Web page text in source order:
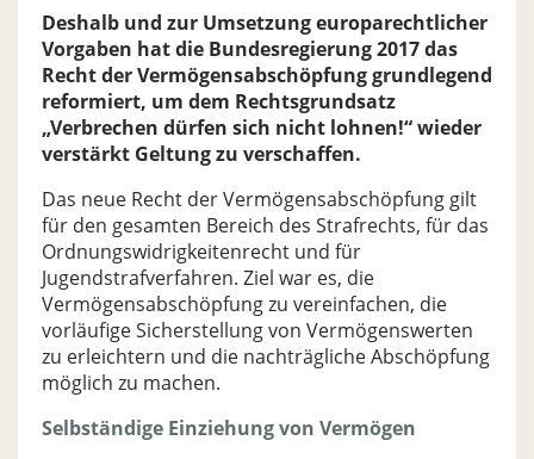
Deshalb und zur Umsetzung europarechtlicher
Vorgaben hat die Bundesregierung 2017 das
Recht der Vermögensabschöpfung grundlegend
reformiert, um dem Rechtsgrundsatz
„Verbrechen dürfen sich nicht lohnen!“ wieder
verstärkt Geltung zu verschaffen.
Das neue Recht der Vermögensabschöpfung gilt
für den gesamten Bereich des Strafrechts, für das
Ordnungswidrigkeitenrecht und für
Jugendstrafverfahren. Ziel war es, die
Vermögensabschöpfung zu vereinfachen, die
vorläufige Sicherstellung von Vermögenswerten
zu erleichtern und die nachträgliche Abschöpfung
möglich zu machen.
Selbständige Einziehung von Vermögen